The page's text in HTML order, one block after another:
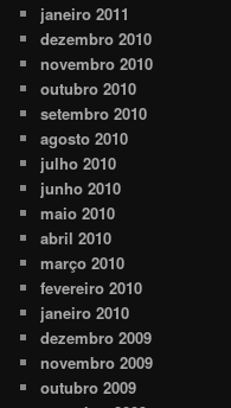
janeiro 2011
dezembro 2010
novembro 2010
outubro 2010
setembro 2010
agosto 2010
julho 2010
junho 2010
maio 2010
abril 2010
março 2010
fevereiro 2010
janeiro 2010
dezembro 2009
novembro 2009
outubro 2009